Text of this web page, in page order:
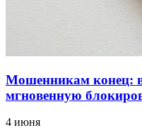
Мошенникам конец: в
мгновенную
4 июня